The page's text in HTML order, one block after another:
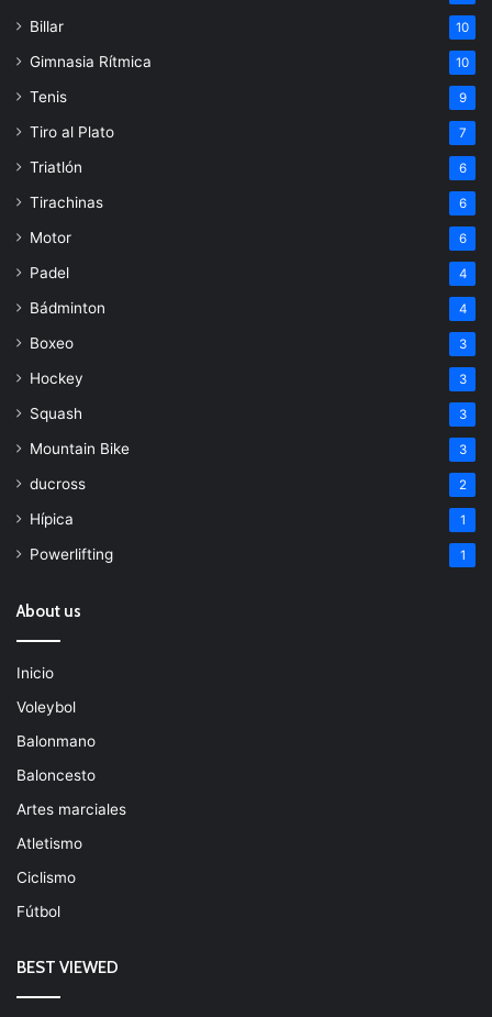
Billar 10
Gimnasia Rítmica 10
Tenis 9
Tiro al Plato 7
Triatlón 6
Tirachinas 6
Motor 6
Padel 4
Bádminton 4
Boxeo 3
Hockey 3
Squash 3
Mountain Bike 3
ducross 2
Hípica 1
Powerlifting 1
About us
Inicio
Voleybol
Balonmano
Baloncesto
Artes marciales
Atletismo
Ciclismo
Fútbol
BEST VIEWED